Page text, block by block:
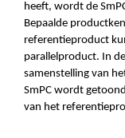
heeft, wordt de
Bepaalde
referentieproduct
parallelproduct. In
samenstelling van
SmPC wordt
van het